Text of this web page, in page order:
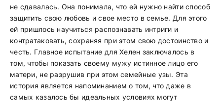
не сдавалась. Она понимала, что ей нужно найти способ
защитить свою любовь и свое место в семье. Для этого
ей пришлось научиться распознавать интриги и
контратаковать, сохраняя при этом свою достоинство и
честь. Главное испытание для Хелен заключалось в
том, чтобы показать своему мужу истинное лицо его
матери, не разрушив при этом семейные узы. Эта
история является напоминанием о том, что даже в
самых казалось бы идеальных условиях могут